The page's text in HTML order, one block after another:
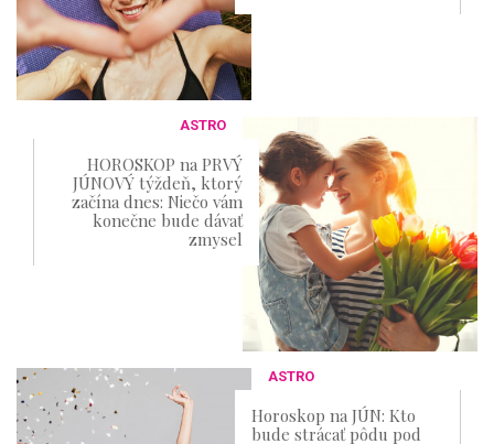
ASTRO
HOROSKOP na PRVÝ
JÚNOVÝ týždeň, ktorý
začína dnes: Niečo vám
konečne bude dávať
zmysel
ASTRO
Horoskop na JÚN: Kto
bude strácať pôdu pod